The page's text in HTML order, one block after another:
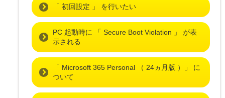
「 初回設定 」 を行いたい
PC 起動時に 「 Secure Boot Violation 」 が表
示される
「 Microsoft 365 Personal （ 24ヵ月版 ）」 に
ついて